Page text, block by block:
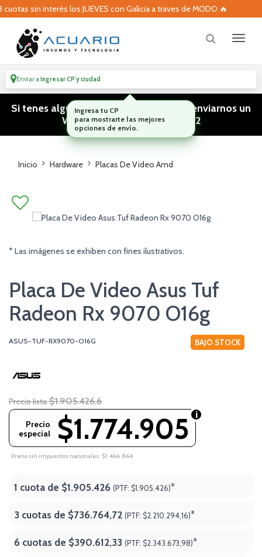
sin interés los JUEVES con Galicia a traves de MODO 🔥
Enviar aIngresar CP y ciudad
Si tenes algún tipo de consulta podes enviarnos un
WhatsApp! (011) 15 5386 3812
Inicio Hardware Placas De Video Amd
* Las imágenes se exhiben con fines ilustrativos.
Placa De Video Asus Tuf
Radeon Rx 9070 O16g
ASUS-TUF-RX9070-O16G BAJO STOCK
Precio lista $1.905.426,6
$1.774.905
Precio
especial
Precio sin impuestos nacionales: $1.466.864
1 cuota de $1.905.426 (PTF: $1.905.426)*
3 cuotas de $736.764,72 (PTF: $2.210.294,16)*
6 cuotas de $390.612,33 (PTF: $2.343.673,98)*